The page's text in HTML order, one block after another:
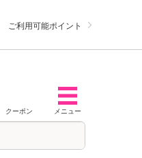
ご利用可能ポイント
クーポン メニュー